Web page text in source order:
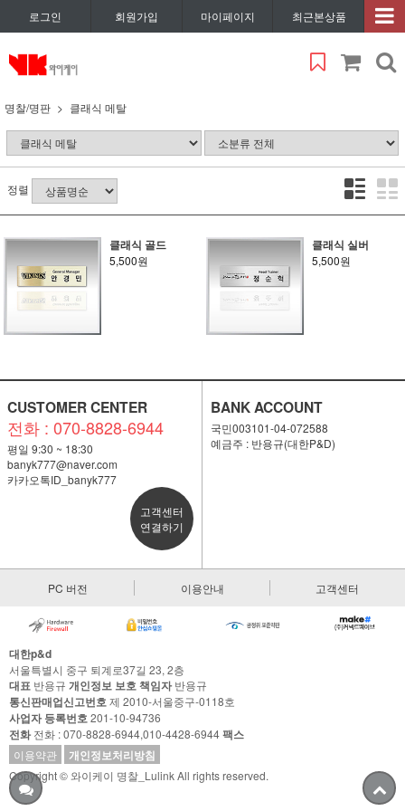
로그인 회원가입 마이페이지 최근본상품
명찰/명판 클래식 메탈
정렬
클래식 골드
5,500원
클래식 실버
5,500원
CUSTOMER CENTER
전화 : 070-8828-6944
평일 9:30 ~ 18:30
banyk777@naver.com
카카오톡ID_banyk777
고객센터
연결하기
BANK ACCOUNT
국민003101-04-072588
예금주 : 반용규(대한P&D)
PC 버전 이용안내 고객센터
대한p&d
서울특별시 중구 퇴계로37길 23, 2층
대표 반용규 개인정보 보호 책임자반용규
통신판매업신고번호제 2010-서울중구-0118호
사업자 등록번호201-10-94736
전화전화 : 070-8828-6944,010-4428-6944팩스
이용약관 개인정보처리방침
Copyright © 와이케이 명찰_Lulink All rights reserved.